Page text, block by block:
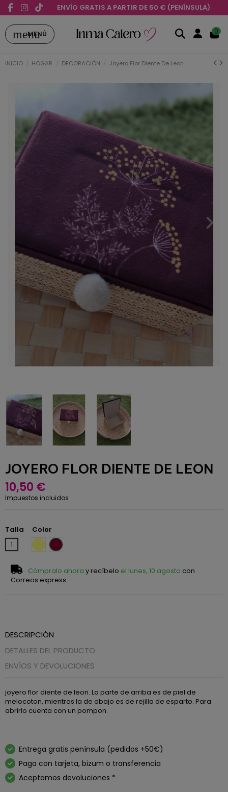
ENVÍO GRATIS A PARTIR DE 50 € (PENÍNSULA)
menu
MENÚ 0
INICIO HOGAR DECORACIÓN Joyero Flor Diente De Leon
JOYERO FLOR DIENTE DE LEON
10,50 €
Impuestos incluidos
Talla
1
Color
MostazaBurdeos
Cómpralo ahora y recíbelo el lunes, 10 agosto con
Correos express
DESCRIPCIÓN
DETALLES DEL PRODUCTO
ENVÍOS Y DEVOLUCIONES
joyero flor diente de leon. La parte de arriba es de piel de
melocoton, mientras la de abajo es de rejilla de esparto. Para
abrirlo cuenta con un pompon.
Entrega gratis península (pedidos +50€)
Paga con tarjeta, bizum o transferencia
Aceptamos devoluciones *